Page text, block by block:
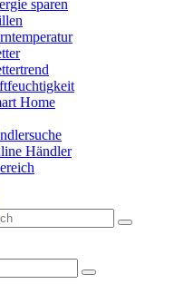
sparen
Home
Händler